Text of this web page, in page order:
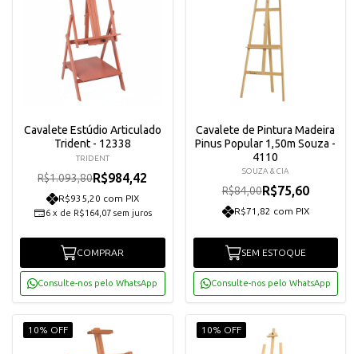
Cavalete Estúdio Articulado
Trident - 12338
TRIDENT
R$1.093,80R$984,42
R$935,20 com PIX
6 x de R$164,07 sem juros
COMPRAR
Consulte-nos pelo WhatsApp
Cavalete de Pintura Madeira
Pinus Popular 1,50m Souza -
4110
SOUZA & CIA
R$84,00R$75,60
R$71,82 com PIX
SEM ESTOQUE
Consulte-nos pelo WhatsApp
10% OFF 10% OFF